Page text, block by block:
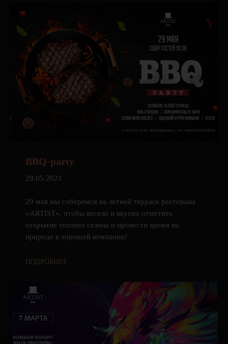
BBQ-party
29.05.2021
29 мая мы соберемся на летней террасе ресторана
«ARTIST», чтобы весело и вкусно отметить
открытие теплого сезона и провести время на
природе в хорошей компании!
ПОДРОБНЕЕ